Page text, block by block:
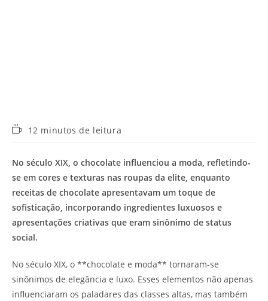
Tempo12 minutos de leitura
No século XIX, o chocolate influenciou a moda, refletindo-
se em cores e texturas nas roupas da elite, enquanto
receitas de chocolate apresentavam um toque de
sofisticação, incorporando ingredientes luxuosos e
apresentações criativas que eram sinônimo de status
social.
No século XIX, o **chocolate e moda** tornaram-se
sinônimos de elegância e luxo. Esses elementos não apenas
influenciaram os paladares das classes altas, mas também